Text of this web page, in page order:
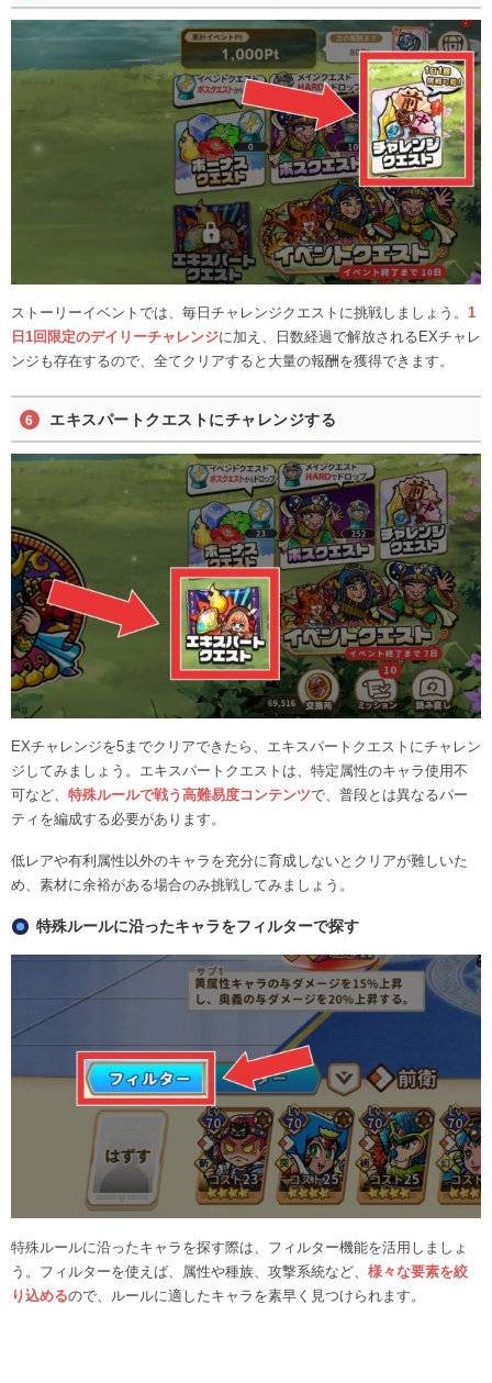
ストーリーイベントでは、毎日チャレンジクエストに挑戦しましょう。 1
日1回限定のデイリーチャレンジに加え、日数経過で解放されるEXチャレ
ンジも存在するので、全てクリアすると大量の報酬を獲得できます。
エキスパートクエストにチャレンジする
EXチャレンジを5までクリアできたら、エキスパートクエストにチャレン
ジしてみましょう。エキスパートクエストは、特定属性のキャラ使用不
可など、 特殊ルールで戦う高難易度コンテンツで、普段とは異なるパー
ティを編成する必要があります。
低レアや有利属性以外のキャラを充分に育成しないとクリアが難しいた
め、素材に余裕がある場合のみ挑戦してみましょう。
特殊ルールに沿ったキャラをフィルターで探す
特殊ルールに沿ったキャラを探す際は、フィルター機能を活用しましょ
う。フィルターを使えば、属性や種族、攻撃系統など、 様々な要素を絞
り込めるので、ルールに適したキャラを素早く見つけられます。